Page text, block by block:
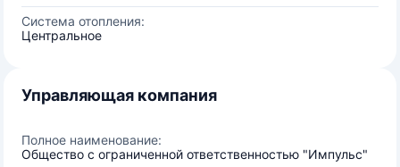
Система отопления:
Центральное
Управляющая компания
Полное наименование:
Общество с ограниченной ответственностью "Импульс"